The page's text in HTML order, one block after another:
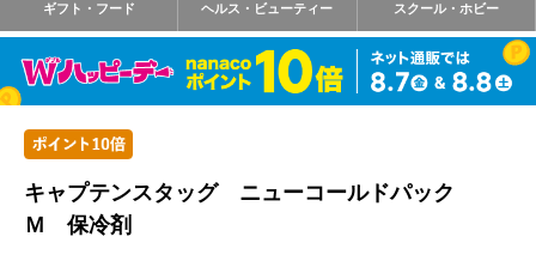
ギフト・フード ヘルス・ビューティー スクール・ホビー
キャプテンスタッグ ニューコールドパック
Ｍ 保冷剤